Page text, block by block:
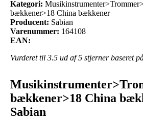
Kategori:
bækkener>18 China bækkener
Producent: Sabian
Varenummer: 164108
EAN:
Vurderet til 3.5 ud af 5 stjerner baseret
bækkener>18 China
Sabian